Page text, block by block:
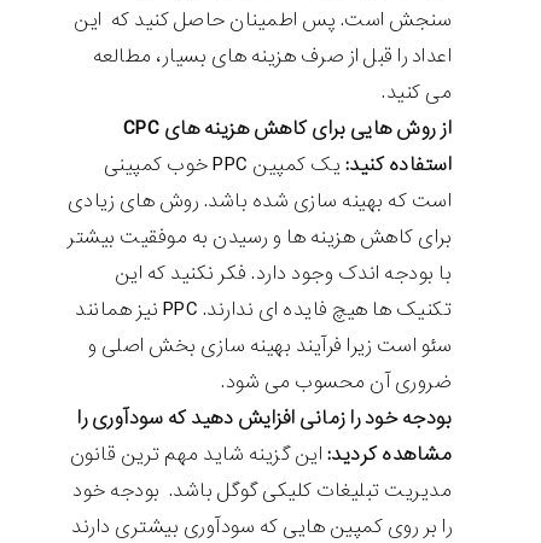
سنجش است. پس اطمینان حاصل کنید که این
اعداد را قبل از صرف هزینه های بسیار، مطالعه
می کنید.
از روش هایی برای کاهش هزینه های CPC
استفاده کنید:
یک کمپین PPC خوب کمپینی
است که بهینه سازی شده باشد. روش های زیادی
برای کاهش هزینه ها و رسیدن به موفقیت بیشتر
با بودجه اندک وجود دارد. فکر نکنید که این
تکنیک ها هیچ فایده ای ندارند. PPC نیز همانند
سئو است زیرا فرآیند بهینه سازی بخش اصلی و
ضروری آن محسوب می شود.
بودجه خود را زمانی افزایش دهید که سودآوری را
مشاهده کردید: این گزینه شاید مهم ترین قانون
مدیریت تبلیغات کلیکی گوگل باشد. بودجه خود
را بر روی کمپین هایی که سودآوری بیشتری دارند